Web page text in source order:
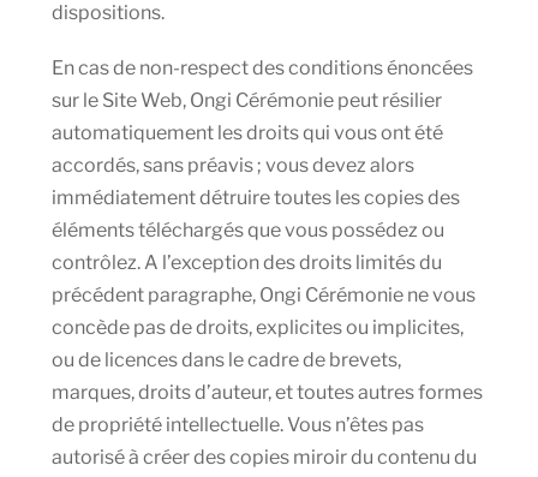
dispositions.
En cas de non-respect des conditions énoncées
sur le Site Web, Ongi Cérémonie peut résilier
automatiquement les droits qui vous ont été
accordés, sans préavis ; vous devez alors
immédiatement détruire toutes les copies des
éléments téléchargés que vous possédez ou
contrôlez. A l’exception des droits limités du
précédent paragraphe, Ongi Cérémonie ne vous
concède pas de droits, explicites ou implicites,
ou de licences dans le cadre de brevets,
marques, droits d’auteur, et toutes autres formes
de propriété intellectuelle. Vous n’êtes pas
autorisé à créer des copies miroir du contenu du